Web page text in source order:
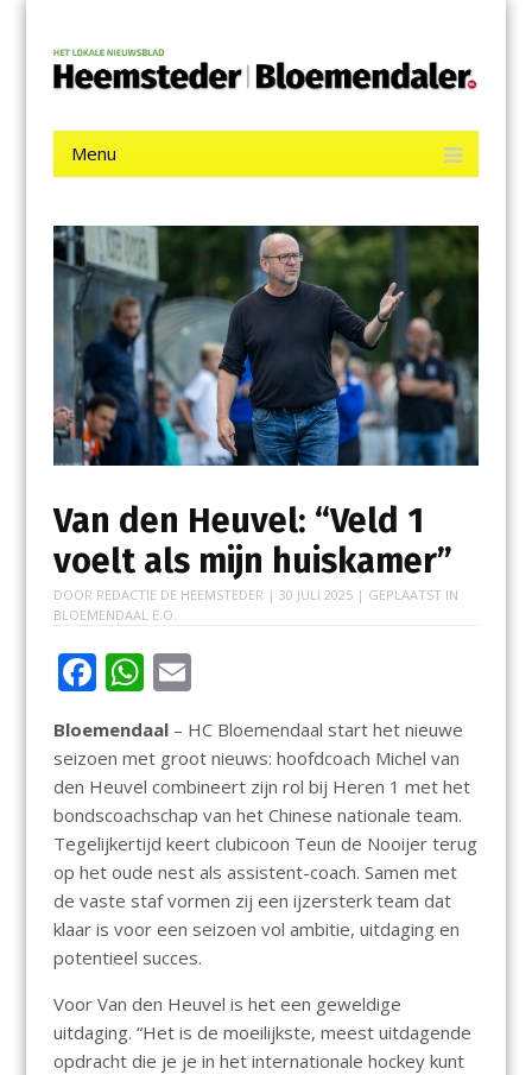
contentDe Heemsteder | Bloemendaler
Menu
Van den Heuvel: “Veld 1
voelt als mijn huiskamer”
DOOR REDACTIE DE HEEMSTEDER | 30 JULI 2025| GEPLAATST IN
BLOEMENDAAL E.O.
F
e
b
o
o
k
W
h
at
s
A
p
p
E
ai
l
Bloemendaal – HC Bloemendaal start het nieuwe
seizoen met groot nieuws: hoofdcoach Michel van
den Heuvel combineert zijn rol bij Heren 1 met het
bondscoachschap van het Chinese nationale team.
Tegelijkertijd keert clubicoon Teun de Nooijer terug
op het oude nest als assistent-coach. Samen met
de vaste staf vormen zij een ijzersterk team dat
klaar is voor een seizoen vol ambitie, uitdaging en
potentieel succes.
Voor Van den Heuvel is het een geweldige
uitdaging. “Het is de moeilijkste, meest uitdagende
opdracht die je je in het internationale hockey kunt